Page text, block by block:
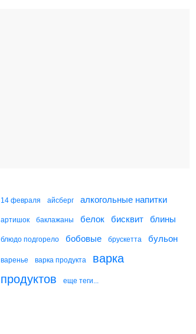
Желе из черной
смородины
14 февраля айсберг алкогольные напитки
артишок баклажаны белок бисквит блины
блюдо подгорело бобовые брускетта бульон
варенье варка продукта
варка
продуктов
еще теги...